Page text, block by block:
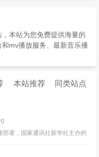
本站为您免费提供海量的
mv播放服务、最新音乐播
本站推荐 同类站点
部署，国家通讯社新华社主办的